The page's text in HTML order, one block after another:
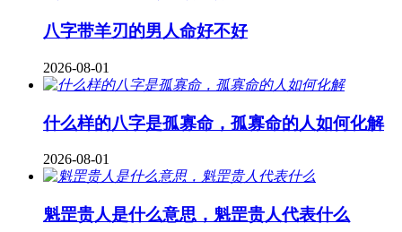
八字带羊刃的男人命好不好
2026-08-01
什么样的八字是孤寡命，孤寡命的人如何化解
2026-08-01
魁罡贵人是什么意思，魁罡贵人代表什么